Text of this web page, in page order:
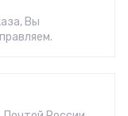
Вы